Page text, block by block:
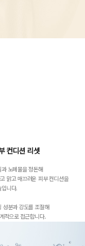
컨디션 리셋
노폐물을 정돈해
맑고 매끄러운 피부 컨디션을
니다.
성분과 강도를 조절해
적으로 접근합니다.